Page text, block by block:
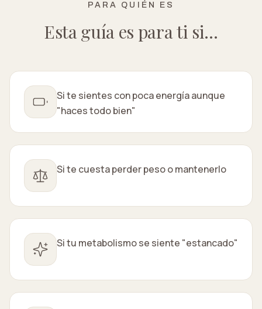
PARA QUIÉN ES
Esta guía es para ti si…
Si te sientes con poca energía aunque
"haces todo bien"
Si te cuesta perder peso o mantenerlo
Si tu metabolismo se siente "estancado"